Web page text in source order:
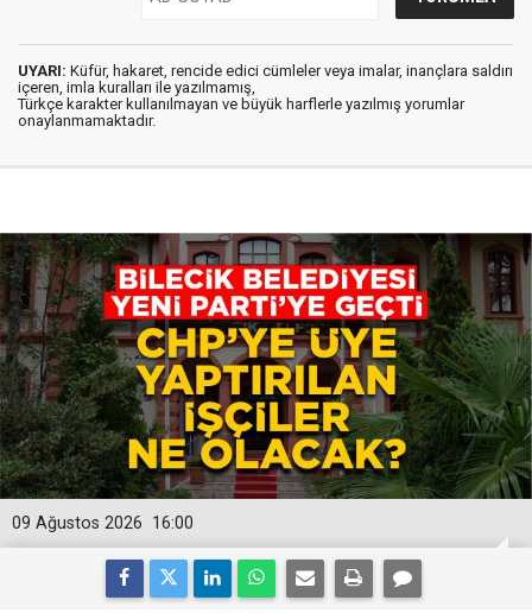
UYARI: Küfür, hakaret, rencide edici cümleler veya imalar, inançlara saldırı
içeren, imla kuralları ile yazılmamış,
Türkçe karakter kullanılmayan ve büyük harflerle yazılmış yorumlar
onaylanmamaktadır.
16:00
09 Ağustos 2026